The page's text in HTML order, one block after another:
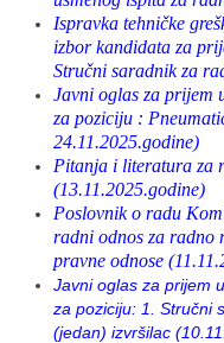
Ispravka tehničke
izbor kandidata za
Stručni saradnik za
Javni oglas za prijem
za poziciju :
24.11.2025.godine)
Pitanja i literatura za
(13.11.2025.godine)
Poslovnik o radu
radni odnos za radno
pravne odnose
Javni oglas za prijem
za poziciju: 1. Stručni
(jedan) izvršilac